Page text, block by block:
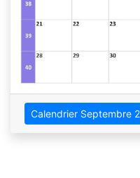
Calendrier Septembre